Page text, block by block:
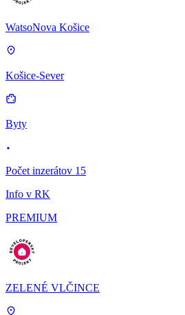
WatsoNova Košice
Košice-Sever
Byty
Počet inzerátov 15
Info v RK
PREMIUM
ZELENÉ VLČINCE